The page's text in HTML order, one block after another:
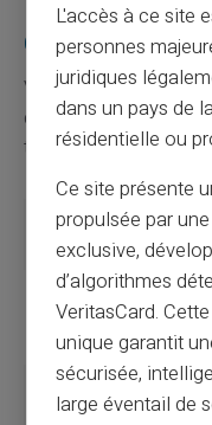
Comparaison
Voici un tableau
différences entre
traditionnelles.
Critères
Accessibilité
Frais
L'accès à ce site
personnes
juridiques
dans un pays de
résidentielle ou
Ce site présente
propulsée par
exclusive,
d’algorithmes
VeritasCard.
unique garantit
sécurisée,
large éventail de